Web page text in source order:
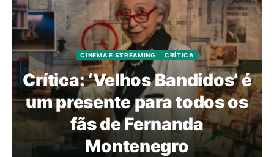
CINEMA E STREAMING CRÍTICA
Crítica: ‘Velhos Bandidos’ é
um presente para todos os
fãs de Fernanda
Montenegro